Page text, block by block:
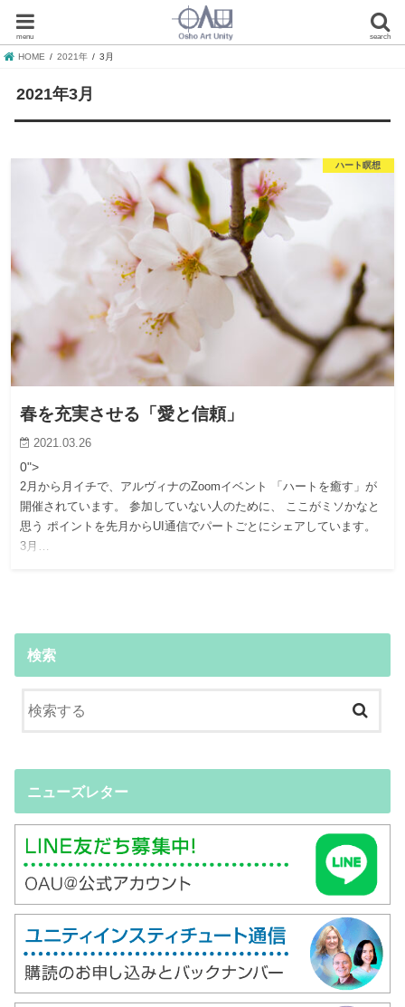
search
menu
HOME 2021年 3月
2021年3月
ハート瞑想
春を充実させる「愛と信頼」
2021.03.26
0">
2月から月イチで、アルヴィナのZoomイベント 「ハートを癒す」が
開催されています。 参加していない人のために、 ここがミソかなと
思う ポイントを先月からUI通信でパートごとにシェアしています。
3月…
検索
ニューズレター